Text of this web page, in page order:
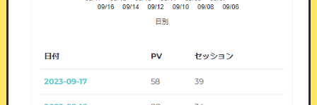
誰がいつ何に当たったかを管理画面で確認できま
当たった会員の記録は変わりません。